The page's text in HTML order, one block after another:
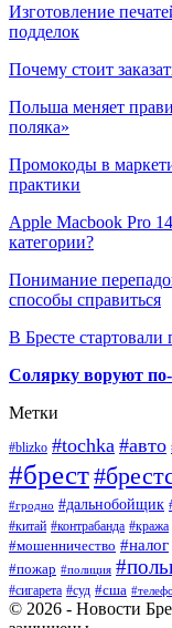
Изготовление
подделок
Почему стоит
Польша меняет
поляка»
Промокоды в
практики
Apple Macbook Pro
категории?
Понимание
способы справиться
В Бресте стартовали
Солярку воруют
Метки
#blizko #tochka #авто
#брест
#гродно #дальнобойщик
#китай #контрабанда #кража
#мошенничество #налог
#пожар #полиция
#сигарета #суд #сша
© 2026 - Новости